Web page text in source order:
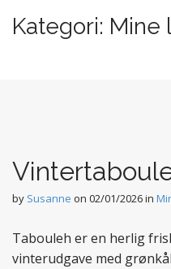
i
n
p
n
Kategori: Mine
by Susanne on 02/01/2026in
Tabouleh er en herlig
vinterudgave med